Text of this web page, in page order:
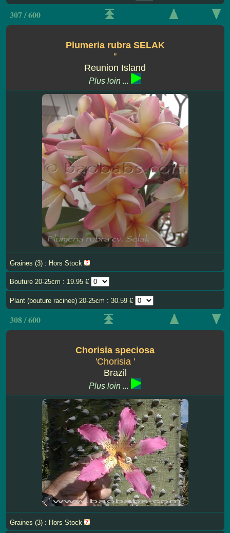
307 / 600
Plumeria rubra SELAK
''
Reunion Island
Plus loin ...
Graines (3) : Hors Stock
Bouture 20-25cm : 19.95 €
Plant (bouture racinee) 20-25cm : 30.59 €
308 / 600
Chorisia speciosa
'Chorisia '
Brazil
Plus loin ...
Graines (3) : Hors Stock